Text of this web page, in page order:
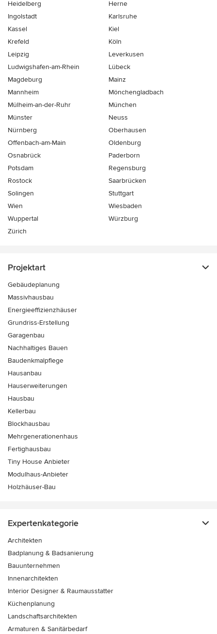
Heidelberg
Herne
Ingolstadt
Karlsruhe
Kassel
Kiel
Krefeld
Köln
Leipzig
Leverkusen
Ludwigshafen-am-Rhein
Lübeck
Magdeburg
Mainz
Mannheim
Mönchen­gladbach
Mülheim-an-der-Ruhr
München
Münster
Neuss
Nürnberg
Oberhausen
Offenbach-am-Main
Oldenburg
Osnabrück
Paderborn
Potsdam
Regensburg
Rostock
Saarbrücken
Solingen
Stuttgart
Wien
Wiesbaden
Wuppertal
Würzburg
Zürich
Projektart
Gebäudeplanung
Massivhausbau
Energieeffizienzhäuser
Grundriss-Erstellung
Garagenbau
Nachhaltiges Bauen
Baudenkmalpflege
Hausanbau
Hauserweiterungen
Hausbau
Kellerbau
Blockhausbau
Mehrgenerationenhaus
Fertighausbau
Tiny House Anbieter
Modulhaus-Anbieter
Holzhäuser-Bau
Expertenkategorie
Architekten
Badplanung & Badsanierung
Bauunternehmen
Innenarchitekten
Interior Designer & Raumausstatter
Küchenplanung
Landschaftsarchitekten
Armaturen & Sanitärbedarf